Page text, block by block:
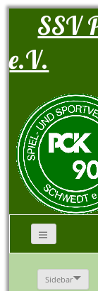
SSV
e.V.
Sidebar